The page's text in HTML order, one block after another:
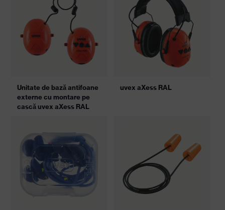
Unitate de bază antifoane
externe cu montare pe
cască uvex aXess RAL
uvex aXess RAL